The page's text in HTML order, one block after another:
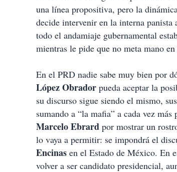
una línea propositiva, pero la
decide intervenir en la interna panista
todo el andamiaje gubernamental
mientras le pide que no meta mano
En el PRD nadie sabe muy bien por
López Obrador pueda aceptar la
su discurso sigue siendo el mismo,
sumando a “la mafia” a cada vez
Marcelo Ebrard por mostrar un
lo vaya a permitir: se impondrá el
Encinas en el Estado de México. En
volver a ser candidato presidencial,